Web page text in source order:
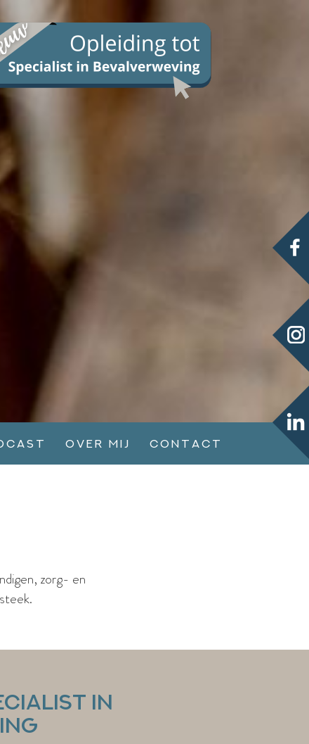
Over mij Contact
zorg- en
in